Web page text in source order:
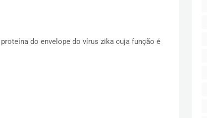
do envelope do vírus zika cuja função é